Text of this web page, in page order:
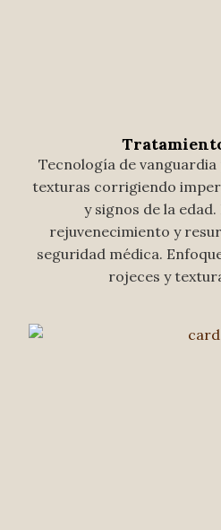
Tecnología de
texturas corrigiendo
y signos de la
rejuvenecimiento y
seguridad médica.
rojeces y